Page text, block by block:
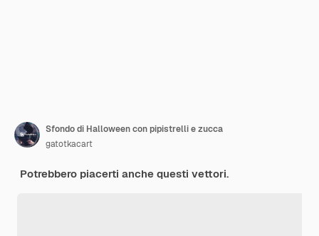
Sfondo di Halloween con pipistrelli e zucca
gatotkacart
Potrebbero piacerti anche questi vettori.